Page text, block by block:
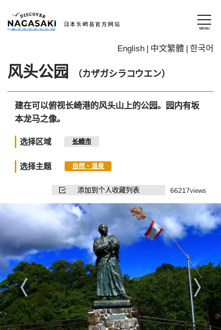
English 中文繁體 한국어
风头公园 （カザガシラコウエン）
建在可以俯视长崎港的风头山上的公园。园内有坂
本龙马之像。
选择区域 长崎市
选择主题 自然・温泉
添加到个人收藏列表 66217views